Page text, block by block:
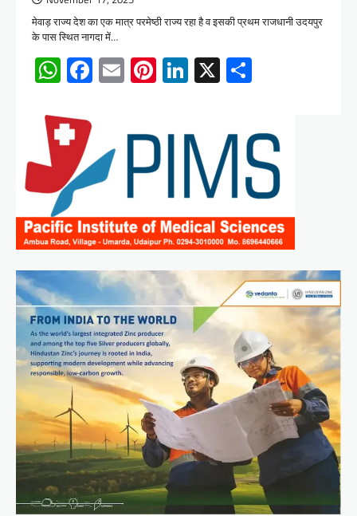
मेवाड़ राज्य देश का एक मात्र परमेष्ठी राज्य रहा है व इसकी प्रथम राजधानी उदयपुर
के पास स्थित नागदा में…
WhatsApp
Facebook
EmailPinterest
LinkedIn
X